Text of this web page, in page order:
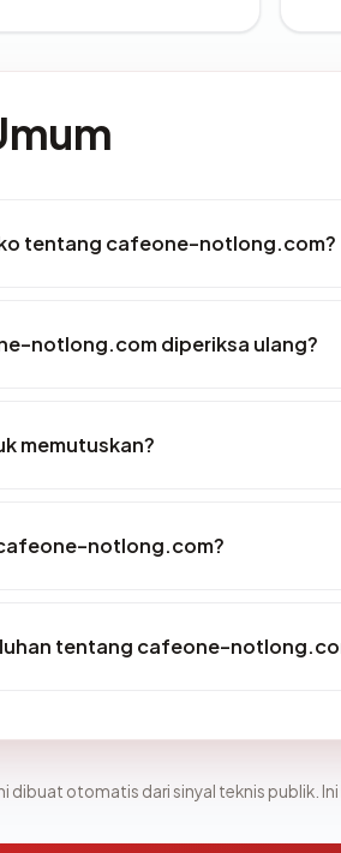
tentang cafeone-notlong.com?
notlong.com diperiksa ulang?
memutuskan?
notlong.com?
tentang cafeone-
dibuat otomatis dari sinyal teknis publik.